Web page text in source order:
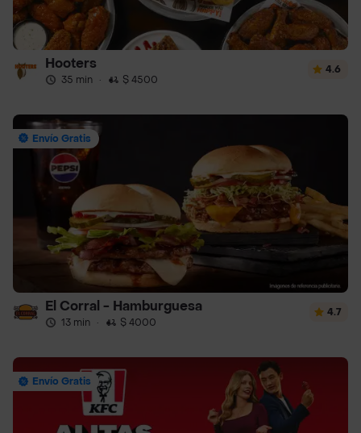
Hooters
35 min · $ 4500
4.6
Envío Gratis
El Corral - Hamburguesa
13 min · $ 4000
4.7
Envío Gratis